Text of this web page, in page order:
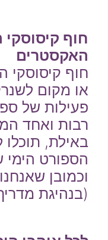
חוף קיסוסקי
האקסטרים
חוף קיסוסקי
או מקום
פעילות של
רבות ואחד
באילת, תוכלו
הספורט הימי
וכמובן
(בנהיגת